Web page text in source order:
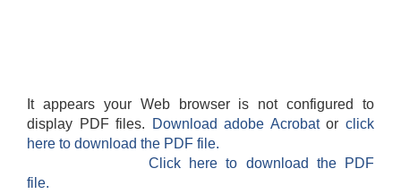
It appears your Web browser is not configured to
display PDF files.
Download adobe Acrobatorclick
here to download the PDF file.
Click here to download the PDF
file.